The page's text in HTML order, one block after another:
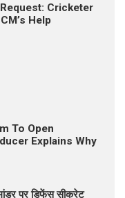
Cricketer
Help
To Open
Explains Why
पर डिफेंस सीक्रेट